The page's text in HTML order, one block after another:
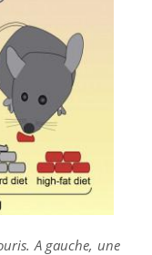
A gauche, une